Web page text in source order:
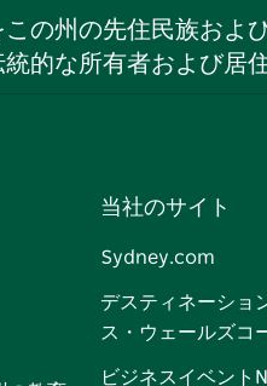
の州の先住民族およ
的な所有者および居
当社のサイト
Sydney.com
デスティネーショ
ス・ウェールズコ
ビジネスイベント